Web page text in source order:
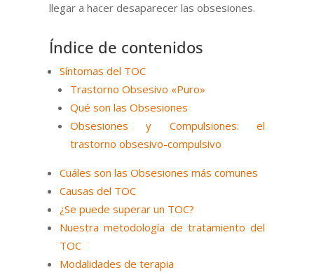
llegar a hacer desaparecer las obsesiones.
Índice de contenidos
Síntomas del TOC
Trastorno Obsesivo «Puro»
Qué son las Obsesiones
Obsesiones y Compulsiones: el
trastorno obsesivo-compulsivo
Cuáles son las Obsesiones más comunes
Causas del TOC
¿Se puede superar un TOC?
Nuestra metodología de tratamiento del
TOC
Modalidades de terapia